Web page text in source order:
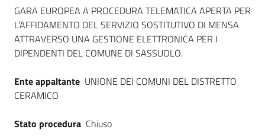
Dati del bando
GARA EUROPEA A PROCEDURA TELEMATICA APERTA PER
L’AFFIDAMENTO DEL SERVIZIO SOSTITUTIVO DI MENSA
ATTRAVERSO UNA GESTIONE ELETTRONICA PER I
DIPENDENTI DEL COMUNE DI SASSUOLO.
Ente appaltante UNIONE DEI COMUNI DEL DISTRETTO
CERAMICO
Stato procedura Chiuso